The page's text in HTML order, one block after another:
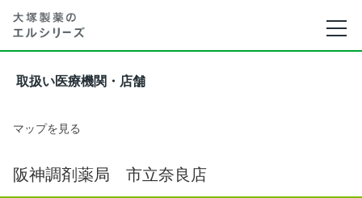
取扱い医療機関・店舗
マップを見る
阪神調剤薬局 市立奈良店